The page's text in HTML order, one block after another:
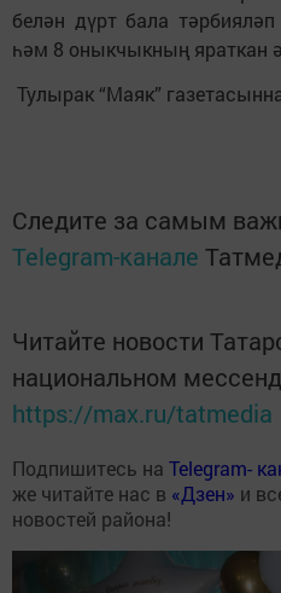
белән дүрт бала
һәм 8 оныкчыкның яраткан
Тулырак “Маяк”
Следите за самым
Telegram-канале
Читайте новости
национальном
https://max.ru/tatmedia
Подпишитесь на Telegram-
же читайте нас в «Дзен» и
новостей района!